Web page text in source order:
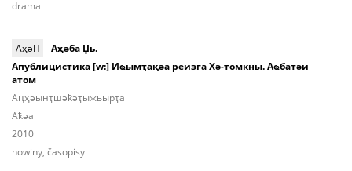
drama
АҳәП
Аҳәба Џь.
Апублицистика [w:] Иҩымҭақәа реизга Хә-томкны. Аҩбатәи
атом
Аԥ­ҳәынҭ­шәҟәҭы­жьыр­ҭа
Aҟәа
2010
nowiny, časopisy